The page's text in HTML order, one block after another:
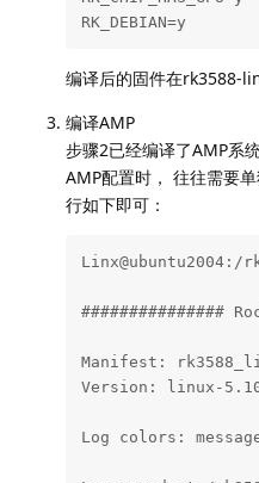
RK_BUILDROOT=y
RK_CHIP=rk3588
RK_DEBIAN=y
编译后的固件在
编译AMP
步骤2已经编译了AMP系
行如下即可：